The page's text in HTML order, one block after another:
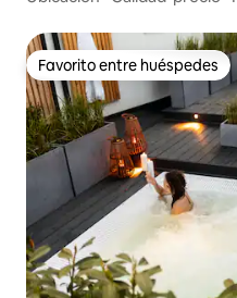
Favorito entre huéspedes
Favorito entre huéspedes